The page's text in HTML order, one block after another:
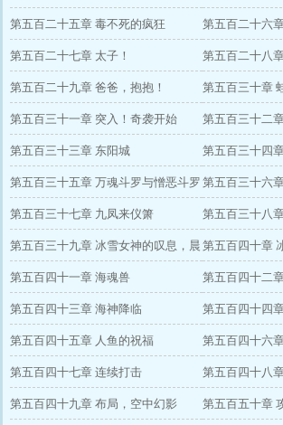
第五百二十五章 毒不死的疯狂 第五百二十六
第五百二十七章 太子！ 第五百二十八
力！
第五百二十九章 爸爸，抱抱！ 第五百三十章
第五百三十一章 突入！奇袭开始 第五百三十二
第五百三十三章 东阳城 第五百三十四
第五百三十五章 万魂斗罗与憎恶斗罗 第五百三十六
第五百三十七章 九凤来仪箫 第五百三十八
第五百三十九章 冰雪女神的叹息，晨
露刀！
第五百四十章
第五百四十一章 海魂兽 第五百四十二
第五百四十三章 海神降临 第五百四十四
第五百四十五章 人鱼的祝福 第五百四十六
第五百四十七章 连续打击 第五百四十八
第五百四十九章 布局，空中幻影 第五百五十章